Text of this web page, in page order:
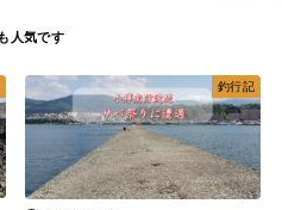
釣行記